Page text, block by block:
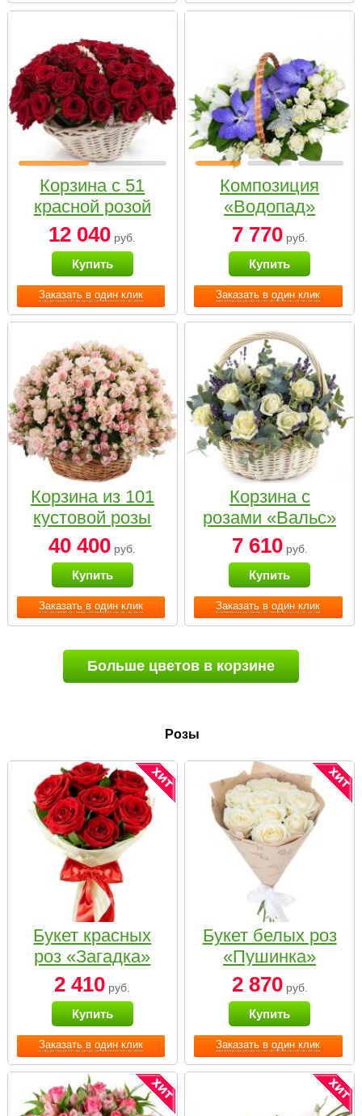
Заказать в один клик
Корзина с 51
красной розой
12 040 руб.
Купить
Заказать в один клик
Композиция
«Водопад»
7 770руб.
Купить
Заказать в один клик
Корзина из 101
кустовой розы
нежных тонов
40 400 руб.
Купить
Заказать в один клик
Корзина с
розами «Вальс»
7 610руб.
Купить
Больше цветов в корзине
Розы
Заказать в один клик
Букет красных
роз «Загадка»
2 410 руб.
Купить
Заказать в один клик
Букет белых роз
«Пушинка»
2 870руб.
Купить